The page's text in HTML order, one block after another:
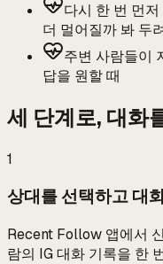
다시 한 번 먼
더 멀어질까 봐 두
주변 사람들이
답을 원할 때
세 단계로, 대화
1
상대를 선택하고 대
Recent Follow 앱에서
람의 IG 대화 기록을 한